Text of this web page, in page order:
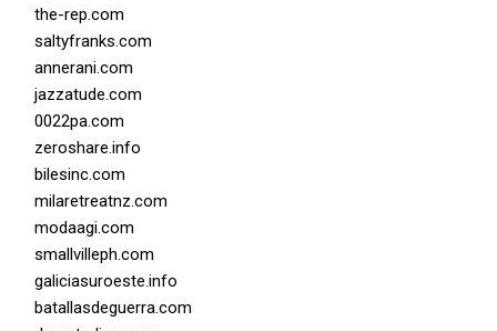
the-rep.com
saltyfranks.com
annerani.com
jazzatude.com
0022pa.com
zeroshare.info
bilesinc.com
milaretreatnz.com
modaagi.com
smallvilleph.com
galiciasuroeste.info
batallasdeguerra.com